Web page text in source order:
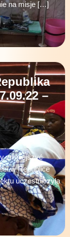
na misje […]
–
zmniejszyć
w Republice
uczestniczyła